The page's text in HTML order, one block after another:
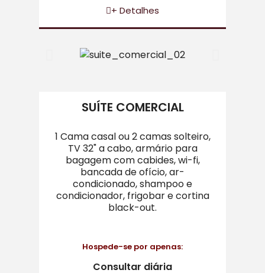
+ Detalhes
SUÍTE COMERCIAL
1 Cama casal ou 2 camas solteiro,
TV 32" a cabo, armário para
bagagem com cabides, wi-fi,
bancada de ofício, ar-
condicionado, shampoo e
condicionador, frigobar e cortina
black-out.
Hospede-se por apenas:
Consultar diária